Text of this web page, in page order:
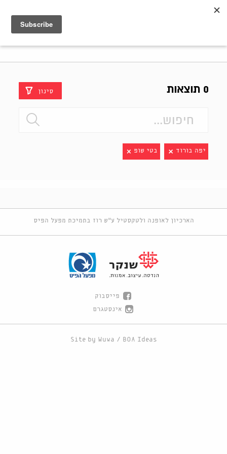
0 תוצאות סינון
יפה בורוד בטי שופ
הארכיון לאופנה ולטקסטיל ע"ש רוז בתמיכת מפעל הפיס
פייסבוק
אינסטגרם
Site by Wuwa / BOA Ideas